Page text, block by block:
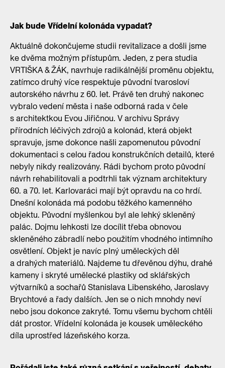
Jak bude Vřídelní kolonáda vypadat?
Aktuálně dokončujeme studii revitalizace a došli jsme
ke dvěma možným přístupům. Jeden, z pera studia
VRTIŠKA & ŽÁK, navrhuje radikálnější proměnu objektu,
zatímco druhý více respektuje původní tvarosloví
autorského návrhu z 60. let. Právě ten druhý nakonec
vybralo vedení města i naše odborná rada v čele
s architektkou Evou Jiřičnou. V archivu Správy
přírodních léčivých zdrojů a kolonád, která objekt
spravuje, jsme dokonce našli zapomenutou původní
dokumentaci s celou řadou konstrukčních detailů, které
nebyly nikdy realizovány. Rádi bychom proto původní
návrh rehabilitovali a podtrhli tak význam architektury
60. a 70. let. Karlovaráci mají být opravdu na co hrdí.
Dnešní kolonáda má podobu těžkého kamenného
objektu. Původní myšlenkou byl ale lehký skleněný
palác. Dojmu lehkosti lze docílit třeba obnovou
skleněného zábradlí nebo použitím vhodného intimního
osvětlení. Objekt je navíc plný uměleckých děl
a drahých materiálů. Najdeme tu dřevěnou dýhu, drahé
kameny i skryté umělecké plastiky od sklářských
výtvarníků a sochařů Stanislava Libenského, Jaroslavy
Brychtové a řady dalších. Jen se o nich mnohdy neví
nebo jsou dokonce zakryté. Tomu všemu bychom chtěli
dát prostor. Vřídelní kolonáda je kousek uměleckého
díla uprostřed lázeňského korza.